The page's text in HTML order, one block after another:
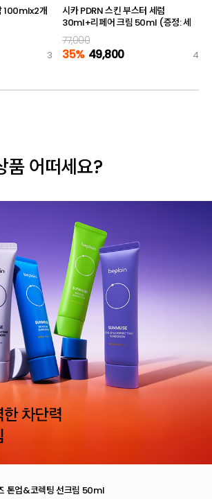
100mlx2개
3
시카 PDRN 스킨 부스터 세럼
30ml+리페어 크림 50ml (증정: 세
럼 10ml)
77,000
35% 49,800 4
품 어떠세요?
톤업&코렉팅 선크림 50ml